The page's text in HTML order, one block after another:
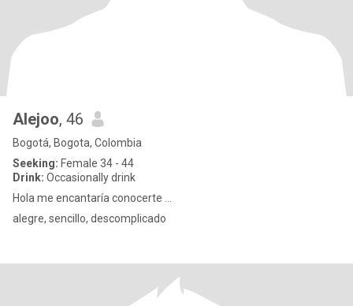
Alejoo, 46
Bogotá, Bogota, Colombia
Seeking: Female 34 - 44
Drink: Occasionally drink
Hola me encantaría conocerte ...
alegre, sencillo, descomplicado